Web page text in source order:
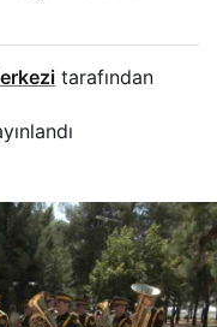
tarafından